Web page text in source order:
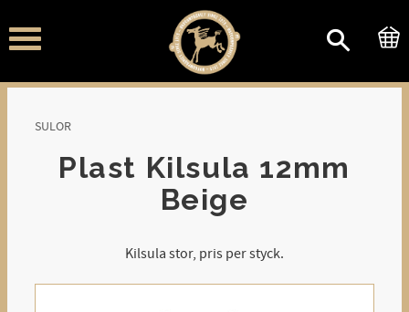
Meny
SULOR
Plast Kilsula 12mm
Beige
Kilsula stor, pris per styck.